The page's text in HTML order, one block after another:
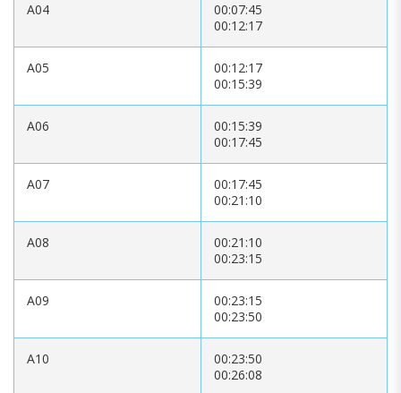
A04
00:07:45
00:12:17
A05
00:12:17
00:15:39
A06
00:15:39
00:17:45
A07
00:17:45
00:21:10
A08
00:21:10
00:23:15
A09
00:23:15
00:23:50
A10
00:23:50
00:26:08